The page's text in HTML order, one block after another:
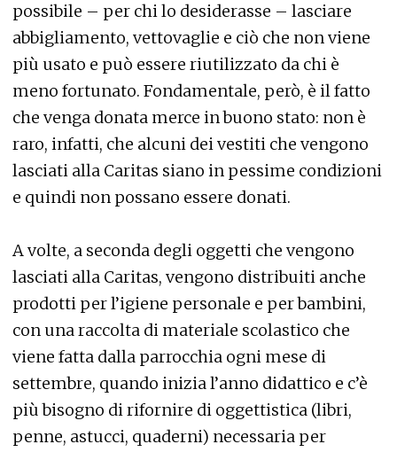
possibile – per chi lo desiderasse – lasciare
abbigliamento, vettovaglie e ciò che non viene
più usato e può essere riutilizzato da chi è
meno fortunato. Fondamentale, però, è il fatto
che venga donata merce in buono stato: non è
raro, infatti, che alcuni dei vestiti che vengono
lasciati alla Caritas siano in pessime condizioni
e quindi non possano essere donati.
A volte, a seconda degli oggetti che vengono
lasciati alla Caritas, vengono distribuiti anche
prodotti per l’igiene personale e per bambini,
con una raccolta di materiale scolastico che
viene fatta dalla parrocchia ogni mese di
settembre, quando inizia l’anno didattico e c’è
più bisogno di rifornire di oggettistica (libri,
penne, astucci, quaderni) necessaria per